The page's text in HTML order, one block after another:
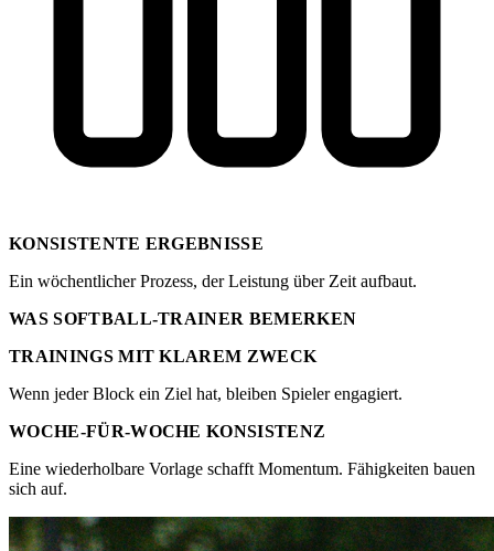
KONSISTENTE ERGEBNISSE
Ein wöchentlicher Prozess, der Leistung über Zeit aufbaut.
WAS SOFTBALL-TRAINER BEMERKEN
TRAININGS MIT KLAREM ZWECK
Wenn jeder Block ein Ziel hat, bleiben Spieler engagiert.
WOCHE-FÜR-WOCHE KONSISTENZ
Eine wiederholbare Vorlage schafft Momentum. Fähigkeiten bauen
sich auf.